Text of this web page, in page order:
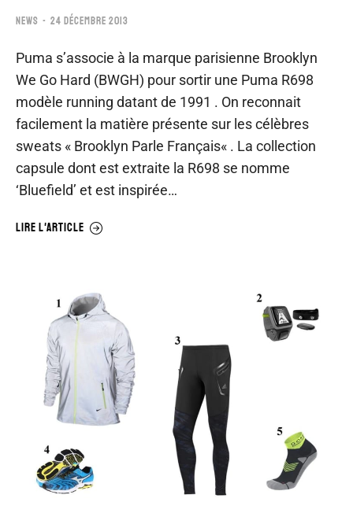
NEWS 24 DÉCEMBRE 2013
Puma s’associe à la marque parisienne Brooklyn
We Go Hard (BWGH) pour sortir une Puma R698
modèle running datant de 1991 . On reconnait
facilement la matière présente sur les célèbres
sweats « Brooklyn Parle Français« . La collection
capsule dont est extraite la R698 se nomme
‘Bluefield’ et est inspirée…
LIRE L'ARTICLE